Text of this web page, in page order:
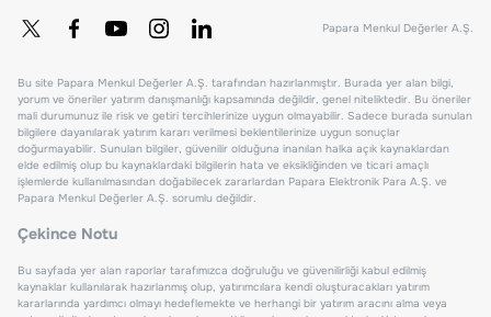
Papara Menkul Değerler A.Ş.
Bu site Papara Menkul Değerler A.Ş. tarafından hazırlanmıştır. Burada yer alan bilgi,
yorum ve öneriler yatırım danışmanlığı kapsamında değildir, genel niteliktedir. Bu öneriler
mali durumunuz ile risk ve getiri tercihlerinize uygun olmayabilir. Sadece burada sunulan
bilgilere dayanılarak yatırım kararı verilmesi beklentilerinize uygun sonuçlar
doğurmayabilir. Sunulan bilgiler, güvenilir olduğuna inanılan halka açık kaynaklardan
elde edilmiş olup bu kaynaklardaki bilgilerin hata ve eksikliğinden ve ticari amaçlı
işlemlerde kullanılmasından doğabilecek zararlardan Papara Elektronik Para A.Ş. ve
Papara Menkul Değerler A.Ş. sorumlu değildir.
Çekince Notu
Bu sayfada yer alan raporlar tarafımızca doğruluğu ve güvenilirliği kabul edilmiş
kaynaklar kullanılarak hazırlanmış olup, yatırımcılara kendi oluşturacakları yatırım
kararlarında yardımcı olmayı hedeflemekte ve herhangi bir yatırım aracını alma veya